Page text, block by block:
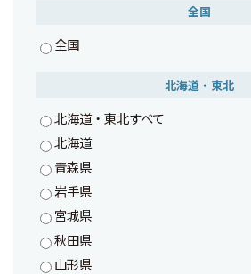
全国
全国
北海道・東北
北海道・東北すべて
北海道
青森県
岩手県
宮城県
秋田県
山形県